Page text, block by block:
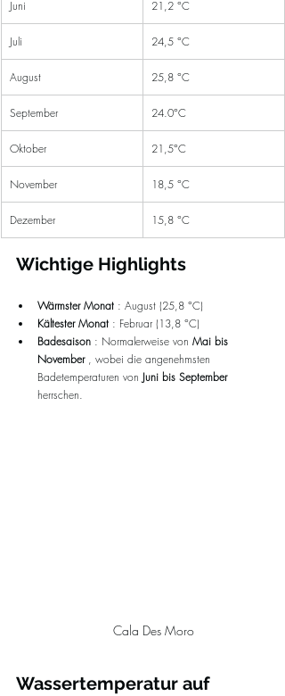
Juni 21,2 °C
Juli 24,5 °C
August 25,8 °C
September 24.0°C
Oktober 21,5°C
November 18,5 °C
Dezember 15,8 °C
Wichtige Highlights
Wärmster Monat : August (25,8 °C)
Kältester Monat : Februar (13,8 °C)
Badesaison : Normalerweise von Mai bis
November , wobei die angenehmsten
Badetemperaturen von Juni bis September
herrschen.
Cala Des Moro
Wassertemperatur auf